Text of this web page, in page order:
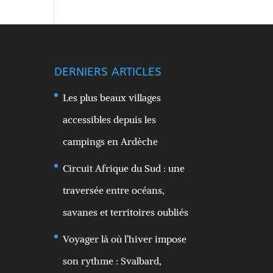
DERNIERS ARTICLES
Les plus beaux villages
accessibles depuis les
campings en Ardèche
Circuit Afrique du Sud : une
traversée entre océans,
savanes et territoires oubliés
Voyager là où l’hiver impose
son rythme : Svalbard,